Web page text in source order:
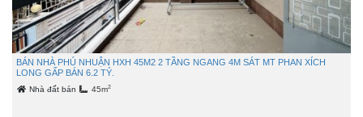
BÁN NHÀ PHÚ NHUẬN HXH 45M2 2 TẦNG NGANG 4M SÁT MT PHAN XÍCH
LONG GẤP BÁN 6.2 TỶ.
Nhà đất bán 45m2